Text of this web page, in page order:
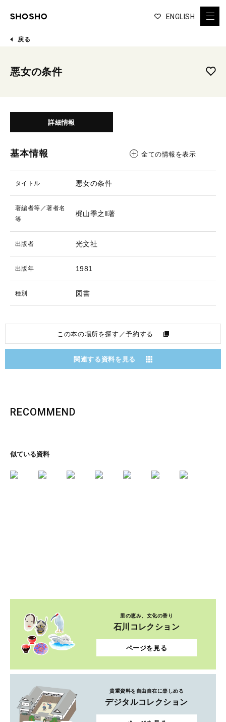
ENGLISH
戻る
悪女の条件
詳細情報
基本情報 全ての情報を表示
タイトル 悪女の条件
著編者等／著者名
等
梶山季之‖著
出版者 光文社
出版年 1981
種別 図書
この本の場所を探す／予約する
関連する資料を見る
RECOMMEND
似ている資料
里の恵み、文化の香り
石川コレクション
ページを見る
貴重資料を自由自在に楽しめる
デジタルコレクション